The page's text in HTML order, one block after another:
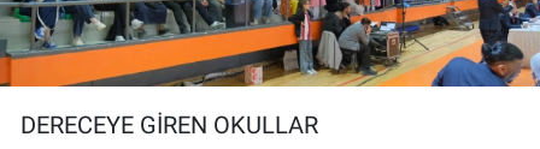
DERECEYE GİREN OKULLAR